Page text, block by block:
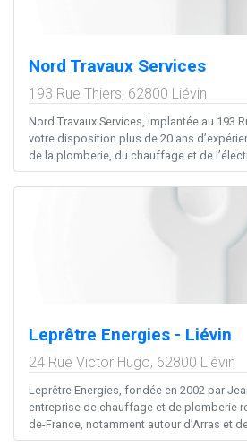
Nord Travaux Services
193 Rue Thiers, 62800 Liévin
Nord Travaux Services, implantée au 193
votre disposition plus de 20 ans
de la plomberie, du chauffage et de
Leprêtre Energies - Liévin
24 Rue Victor Hugo, 62800 Liévin
Leprêtre Energies, fondée en 2002 par
entreprise de chauffage et de plomberie
de-France, notamment autour d’Arras et